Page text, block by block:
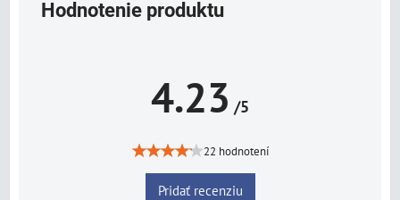
Hodnotenie produktu
4.23 /5
22 hodnotení
Pridať recenziu